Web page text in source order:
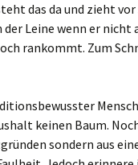
das da und zieht vor
Leine wenn er nicht
rankommt. Zum
keinen Baum.
sondern aus